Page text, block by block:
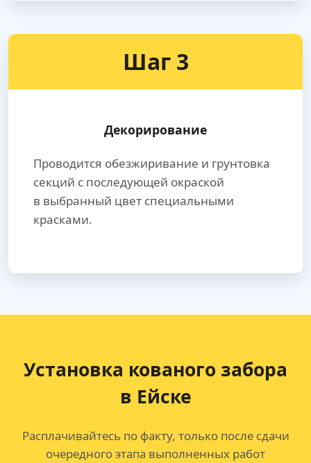
Шаг 3
Декорирование
Проводится обезжиривание и грунтовка
секций с последующей окраской
в выбранный цвет специальными
красками.
Установка кованого забора
в Ейске
Расплачивайтесь по факту, только после сдачи
очередного этапа выполненных работ